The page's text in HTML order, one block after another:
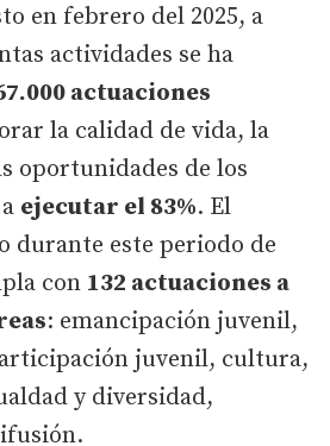
en febrero del 2025, a
actividades se ha
actuaciones
la calidad de vida, la
oportunidades de los
ejecutar el 83%. El
durante este periodo de
con 132 actuaciones a
: emancipación juvenil,
juvenil, cultura,
y diversidad,